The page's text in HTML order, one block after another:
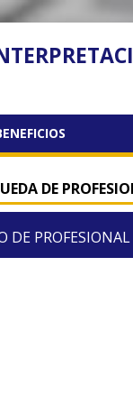
DE
DE PROFESIONAL